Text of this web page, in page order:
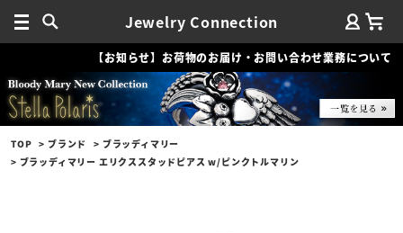
Jewelry Connection
【お知らせ】お荷物のお届け・お問い合わせ業務について
TOP ブランド
ブラッディマリー
ブラッディマリー エリクススタッドピアス w/ピンクトルマリン